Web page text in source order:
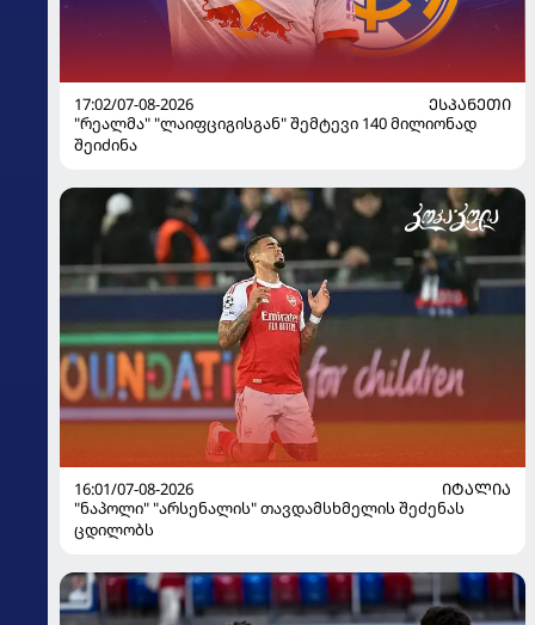
17:02/07-08-2026
ᲔᲡᲞᲐᲜᲔᲗᲘ
"რეალმა" "ლაიფციგისგან" შემტევი 140 მილიონად
შეიძინა
16:01/07-08-2026
ᲘᲢᲐᲚᲘᲐ
"ნაპოლი" "არსენალის" თავდამსხმელის შეძენას
ცდილობს